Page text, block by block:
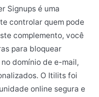
Signups é uma
controlar quem pode
complemento, você
para bloquear
domínio de e-mail,
O Itilits foi
online segura e